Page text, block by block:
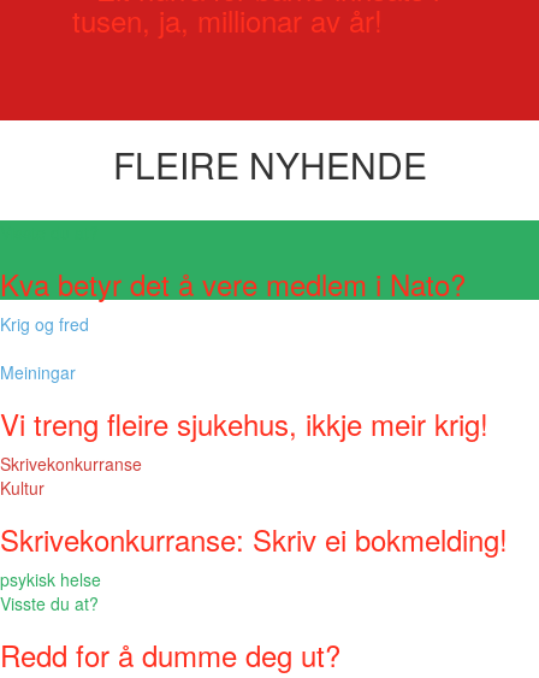
tusen, ja, millionar av år!
FLEIRE NYHENDE
Kva betyr det å vere medlem i Nato?
Krig og fred
Meiningar
Vi treng fleire sjukehus, ikkje meir krig!
Skrivekonkurranse
Kultur
Skrivekonkurranse: Skriv ei bokmelding!
psykisk helse
Visste du at?
Redd for å dumme deg ut?